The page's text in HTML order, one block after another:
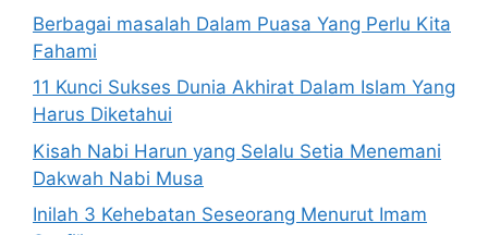
Berbagai masalah Dalam Puasa Yang Perlu Kita
Fahami
11 Kunci Sukses Dunia Akhirat Dalam Islam Yang
Harus Diketahui
Kisah Nabi Harun yang Selalu Setia Menemani
Dakwah Nabi Musa
Inilah 3 Kehebatan Seseorang Menurut Imam